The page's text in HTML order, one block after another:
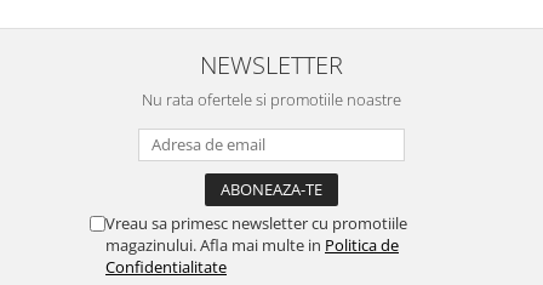
NEWSLETTER
Nu rata ofertele si promotiile noastre
Vreau sa primesc newsletter cu promotiile
magazinului. Afla mai multe in Politica de
Confidentialitate